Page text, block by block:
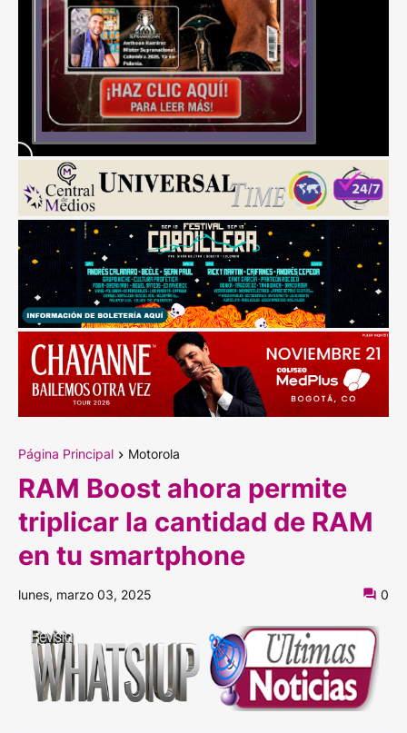
Página Principal Motorola
RAM Boost ahora permite
triplicar la cantidad de RAM
en tu smartphone
lunes, marzo 03, 2025 0